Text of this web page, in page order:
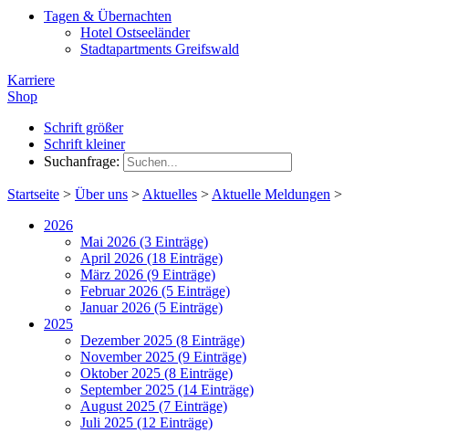
Tagen & Übernachten
Hotel Ostseeländer
Stadtapartments Greifswald
Karriere
Shop
Schrift größer
Schrift kleiner
Suchanfrage:
Startseite > Über uns > Aktuelles > Aktuelle Meldungen >
2026
Mai 2026 (3 Einträge)
April 2026 (18 Einträge)
März 2026 (9 Einträge)
Februar 2026 (5 Einträge)
Januar 2026 (5 Einträge)
2025
Dezember 2025 (8 Einträge)
November 2025 (9 Einträge)
Oktober 2025 (8 Einträge)
September 2025 (14 Einträge)
August 2025 (7 Einträge)
Juli 2025 (12 Einträge)